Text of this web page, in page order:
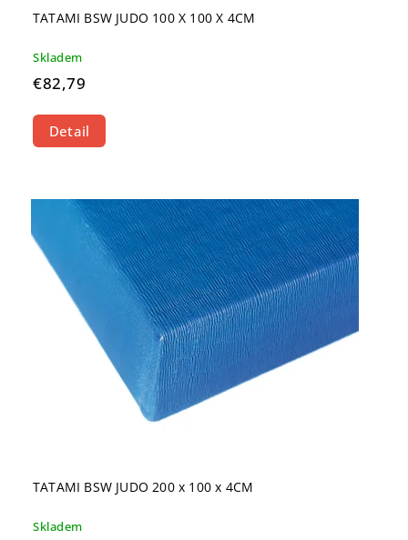
TATAMI BSW JUDO 100 X 100 X 4CM
Skladem
€82,79
Detail
TATAMI BSW JUDO 200 x 100 x 4CM
Skladem